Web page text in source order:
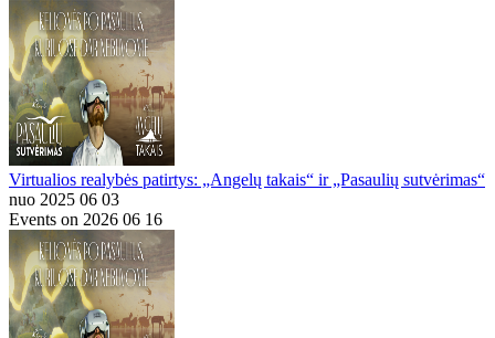
Virtualios realybės patirtys: „Angelų takais“ ir „Pasaulių sutvėrimas“
nuo 2025 06 03
Events on 2026 06 16